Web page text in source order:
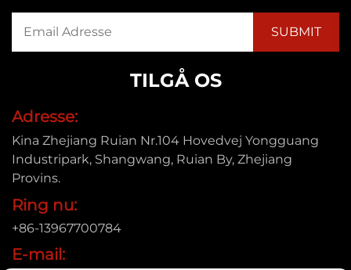
TILGÅ OS
Adresse:
Kina Zhejiang Ruian Nr.104 Hovedvej Yongguang
Industripark, Shangwang, Ruian By, Zhejiang
Provins.
Ring nu:
+86-13967700784
E-mail: